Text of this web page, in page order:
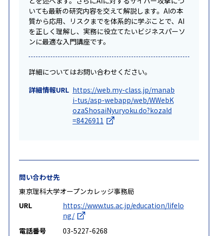
いても最新の研究内容を交えて解説します。AIの本
質から応用、リスクまでを体系的に学ぶことで、AI
を正しく理解し、実務に役立てたいビジネスパーソ
ンに最適な入門講座です。
詳細についてはお問い合わせください。
詳細情報URL https://web.my-class.jp/manab
i-tus/asp-webapp/web/WWebK
ozaShosaiNyuryoku.do?kozaId
=8426911
問い合わせ先
東京理科大学オープンカレッジ事務局
URL
https://www.tus.ac.jp/education/lifelo
ng/
電話番号
03-5227-6268